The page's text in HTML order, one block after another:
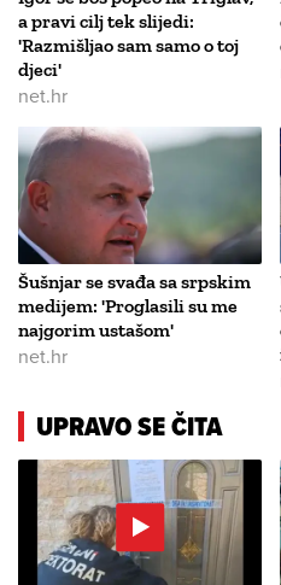
a pravi cilj tek slijedi:
'Razmišljao sam samo o toj
djeci'
net.hr
Šušnjar se svađa sa srpskim
medijem: 'Proglasili su me
najgorim ustašom'
net.hr
UPRAVO SE ČITA